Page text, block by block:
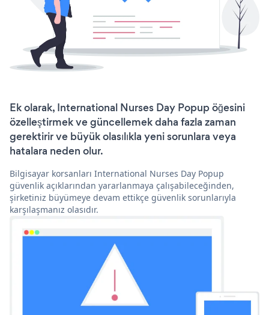
Ek olarak, International Nurses Day Popup öğesini
özelleştirmek ve güncellemek daha fazla zaman
gerektirir ve büyük olasılıkla yeni sorunlara veya
hatalara neden olur.
Bilgisayar korsanları International Nurses Day Popup
güvenlik açıklarından yararlanmaya çalışabileceğinden,
şirketiniz büyümeye devam ettikçe güvenlik sorunlarıyla
karşılaşmanız olasıdır.